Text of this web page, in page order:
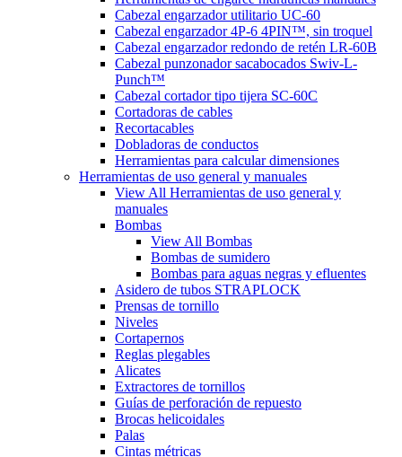
Cabezal engarzador utilitario UC-60
Cabezal engarzador 4P-6 4PIN™, sin troquel
Cabezal engarzador redondo de retén LR-60B
Cabezal punzonador sacabocados Swiv-L-
Punch™
Cabezal cortador tipo tijera SC-60C
Cortadoras de cables
Recortacables
Dobladoras de conductos
Herramientas para calcular dimensiones
Herramientas de uso general y manuales
View All Herramientas de uso general y
manuales
Bombas
View All Bombas
Bombas de sumidero
Bombas para aguas negras y efluentes
Asidero de tubos STRAPLOCK
Prensas de tornillo
Niveles
Cortapernos
Reglas plegables
Alicates
Extractores de tornillos
Guías de perforación de repuesto
Brocas helicoidales
Palas
Cintas métricas